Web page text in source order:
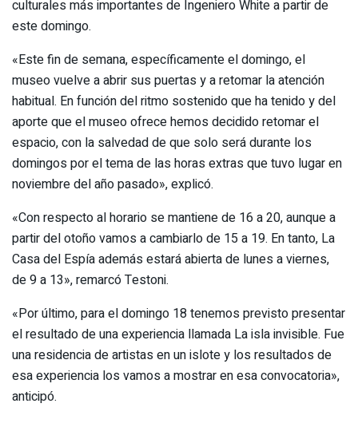
culturales más importantes de Ingeniero White a partir de
este domingo.
«Este fin de semana, específicamente el domingo, el
museo vuelve a abrir sus puertas y a retomar la atención
habitual. En función del ritmo sostenido que ha tenido y del
aporte que el museo ofrece hemos decidido retomar el
espacio, con la salvedad de que solo será durante los
domingos por el tema de las horas extras que tuvo lugar en
noviembre del año pasado», explicó.
«Con respecto al horario se mantiene de 16 a 20, aunque a
partir del otoño vamos a cambiarlo de 15 a 19. En tanto, La
Casa del Espía además estará abierta de lunes a viernes,
de 9 a 13», remarcó Testoni.
«Por último, para el domingo 18 tenemos previsto presentar
el resultado de una experiencia llamada La isla invisible. Fue
una residencia de artistas en un islote y los resultados de
esa experiencia los vamos a mostrar en esa convocatoria»,
anticipó.